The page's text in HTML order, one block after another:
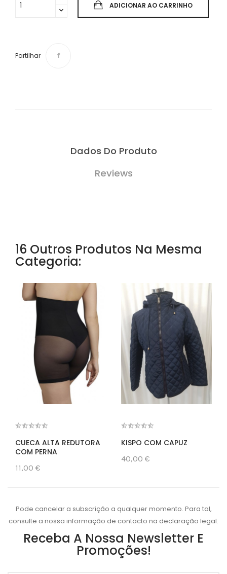
ADICIONAR AO CARRINHO
Partilhar
Dados Do Produto
Reviews
16 Outros Produtos Na Mesma
Categoria:
CUECA ALTA REDUTORA
COM PERNA
11,00 €
KISPO COM CAPUZ
40,00 €
Pode cancelar a subscrição a qualquer momento. Para tal,
consulte a nossa informação de contacto na declaração legal.
Receba A Nossa Newsletter E
Promoções!